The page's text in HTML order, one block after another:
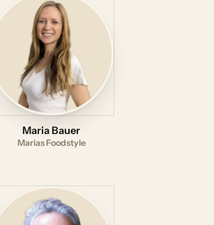
Maria Bauer
Marias Foodstyle